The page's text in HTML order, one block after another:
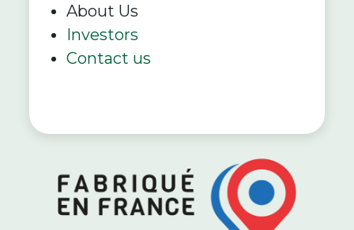
About Us
Investors
Contact us